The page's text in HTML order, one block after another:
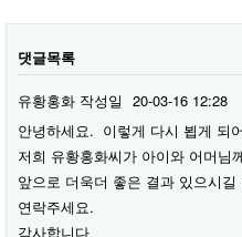
댓글목록
유황홍화 작성일 20-03-16 12:28
안녕하세요. 이렇게 다시 뵙게 되
저희 유황홍화씨가 아이와 어머님
앞으로 더욱더 좋은 결과 있으시
연락주세요.
감사합니다